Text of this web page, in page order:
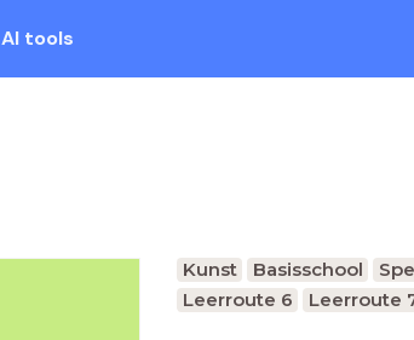
AI tools
Kunst Basisschool
Leerroute 6
Leerroute